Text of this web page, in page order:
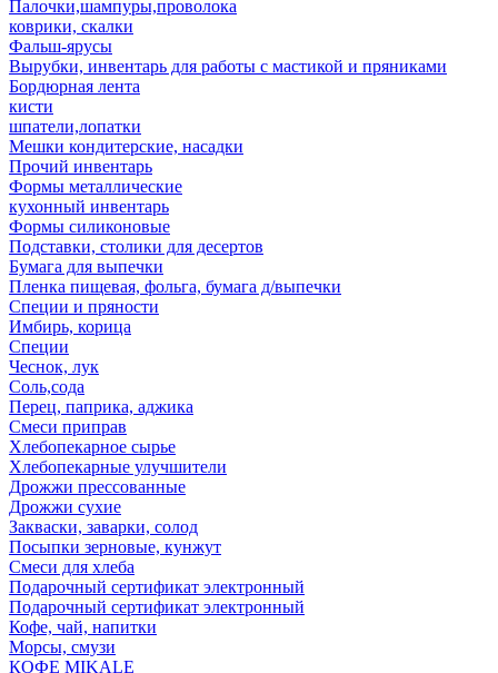
Палочки,шампуры,проволока
коврики, скалки
Фальш-ярусы
Вырубки, инвентарь для работы с мастикой и пряниками
Бордюрная лента
кисти
шпатели,лопатки
Мешки кондитерские, насадки
Прочий инвентарь
Формы металлические
кухонный инвентарь
Формы силиконовые
Подставки, столики для десертов
Бумага для выпечки
Пленка пищевая, фольга, бумага д/выпечки
Специи и пряности
Имбирь, корица
Специи
Чеснок, лук
Соль,сода
Перец, паприка, аджика
Смеси приправ
Хлебопекарное сырье
Хлебопекарные улучшители
Дрожжи прессованные
Дрожжи сухие
Закваски, заварки, солод
Посыпки зерновые, кунжут
Смеси для хлеба
Подарочный сертификат электронный
Подарочный сертификат электронный
Кофе, чай, напитки
Морсы, смузи
КОФЕ MIKALE